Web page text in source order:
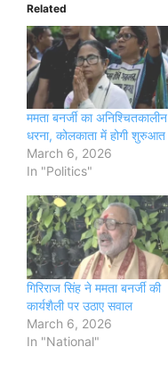
Related
ममता बनर्जी का अनिश्चितकालीन
धरना, कोलकाता में होगी शुरुआत
March 6, 2026
In "Politics"
गिरिराज सिंह ने ममता बनर्जी की
कार्यशैली पर उठाए सवाल
March 6, 2026
In "National"